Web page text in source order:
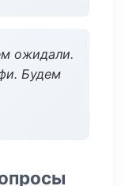
ожидали.
Будем